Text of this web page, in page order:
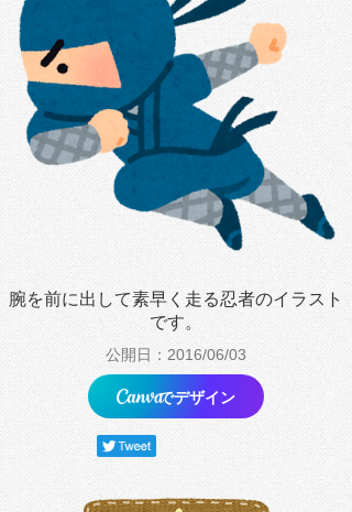
腕を前に出して素早く走る忍者のイラスト
です。
公開日：2016/06/03
でデザイン